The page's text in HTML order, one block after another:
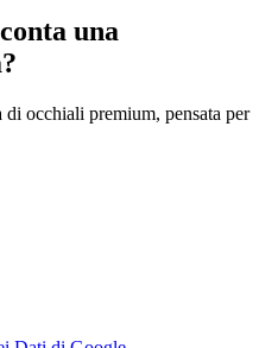
una
occhiali premium, pensata per